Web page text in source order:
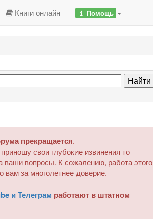
Книги онлайн Помощь
прекращается.
свои глубокие извинения то
ваши вопросы. К сожалению, работа этого
за многолетнее доверие.
и Телеграм работают в штатном